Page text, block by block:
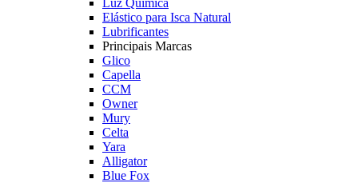
Luz Química
Elástico para Isca Natural
Lubrificantes
Principais Marcas
Glico
Capella
CCM
Owner
Mury
Celta
Yara
Alligator
Blue Fox